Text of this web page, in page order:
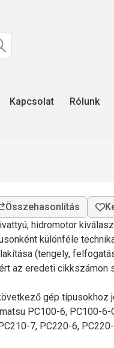
Kapcsolat Rólunk
hidromotor
különféle
(tengely,
az eredeti cikkszámon
gép típusokhoz
PC100-6, PC100-
7, PC220-6,